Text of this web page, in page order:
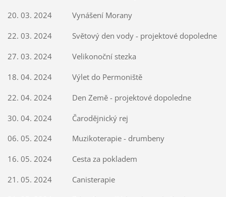
20. 03. 2024 Vynášení Morany
22. 03. 2024 Světový den vody - projektové dopoledne
27. 03. 2024 Velikonoční stezka
18. 04. 2024 Výlet do Permoniště
22. 04. 2024 Den Země - projektové dopoledne
30. 04. 2024 Čarodějnický rej
06. 05. 2024 Muzikoterapie - drumbeny
16. 05. 2024 Cesta za pokladem
21. 05. 2024 Canisterapie